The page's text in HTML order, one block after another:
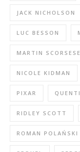
JACK NICHOLSON
LUC BESSON
MARTIN SCORSESE
NICOLE KIDMAN
PIXAR
RIDLEY SCOTT
ROMAN POLAŃSKI